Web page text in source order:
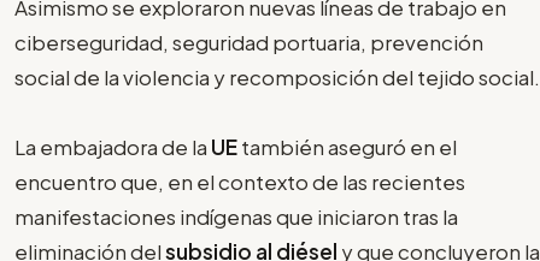
Asimismo se exploraron nuevas líneas de trabajo en
ciberseguridad, seguridad portuaria, prevención
social de la violencia y recomposición del tejido social.
La embajadora de la UEtambién aseguró en el
encuentro que, en el contexto de las recientes
manifestaciones indígenas que iniciaron tras la
eliminación delsubsidio al diésel y que concluyeron la